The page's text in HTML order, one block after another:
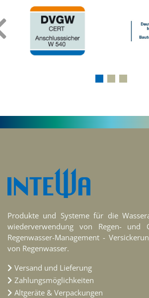
Produkte und Systeme für die
wiederverwendung von Regen- und
Regenwasser-Management -
von Regenwasser.
Versand und Lieferung
Zahlungsmöglichkeiten
Altgeräte & Verpackungen